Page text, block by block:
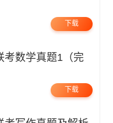
下载
下载